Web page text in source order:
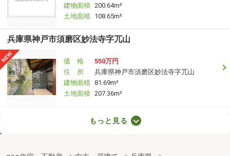
建物面積 200.64m²
土地面積 108.65m²
兵庫県神戸市須磨区妙法寺字兀山
価 格
550万円
住 所
兵庫県神戸市須磨区妙法寺字兀山
建物面積 81.69m²
土地面積 207.36m²
兵庫県神戸市須磨区宝田町３
もっと見る